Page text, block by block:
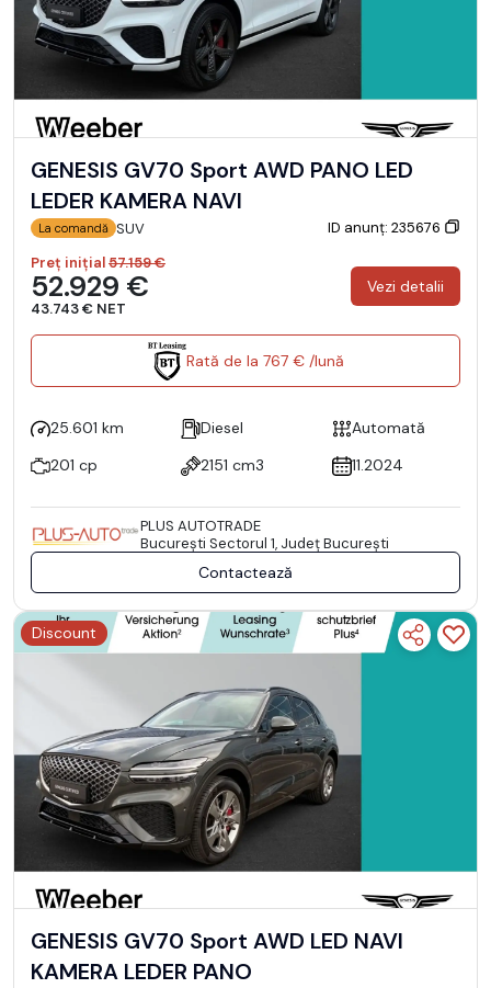
GENESIS GV70 Sport AWD PANO LED
LEDER KAMERA NAVI
La comandă SUV
ID anunț: 235676
Preț inițial57.159 €
52.929 €
43.743 € NET
Vezi detalii
Rată de la 767 € /lună
25.601 km Diesel
Automată
201 cp
2151 cm3 11.2024
PLUS AUTOTRADE
Bucureşti Sectorul 1, Județ București
Contactează
Discount
GENESIS GV70 Sport AWD LED NAVI
KAMERA LEDER PANO